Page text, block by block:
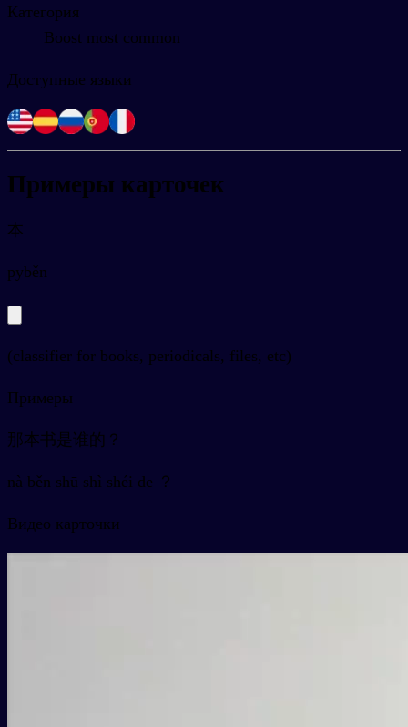
Категория
Boost most common
Доступные языки
Примеры карточек
本
pyběn
(classifier for books, periodicals, files, etc)
Примеры
那本书是谁的？
nà běn shū shì shéi de ？
Видео карточки